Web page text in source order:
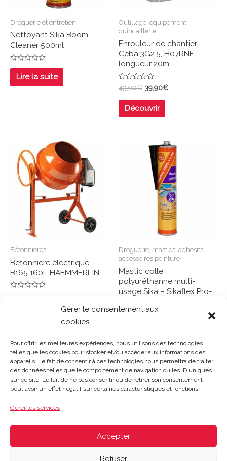
Gérer le consentement aux
cookies
Pour offrir les meilleures expériences, nous utilisons des technologies
telles que les cookies pour stocker et/ou accéder aux informations des
appareils. Le fait de consentir à ces technologies nous permettra de traiter
des données telles que le comportement de navigation ou les ID uniques
sur ce site. Le fait de ne pas consentir ou de retirer son consentement
peut avoir un effet négatif sur certaines caractéristiques et fonctions.
Gérer les services
Accepter
Refuser
Droguerie et entretien
Nettoyant Sika Boom
Cleaner 500ml
Note
sur
5
Lire la suite
Outillage, équipement,
quincaillerie
Enrouleur de chantier –
Ceba 3G2.5, H07RNF –
longueur 20m
Note
0
sur
49,90€ 39,90€
Découvrir
Bétonnières
Bétonnière électrique
B165 160L HAEMMERLIN
Droguerie, mastics, adhésifs,
accessoires peinture
Mastic colle
polyuréthanne multi-
usage Sika – Sikaflex Pro-
5
Gosset Matériaux 2023 © Tous droits réservés |Mentions
Le samedi : 8h-12h